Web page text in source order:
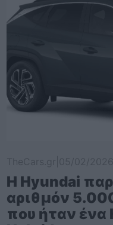
Η Hyundai
αριθμόν
που ήταν ένα